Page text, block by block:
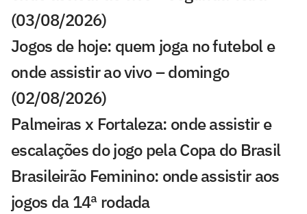
(03/08/2026)
Jogos de hoje: quem joga no futebol e
onde assistir ao vivo – domingo
(02/08/2026)
Palmeiras x Fortaleza: onde assistir e
escalações do jogo pela Copa do Brasil
Brasileirão Feminino: onde assistir aos
jogos da 14ª rodada